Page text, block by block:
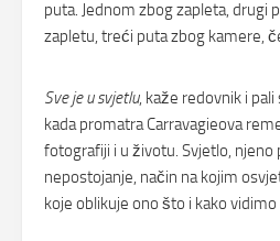
puta. Jednom zbog zapleta, drugi
zapletu, treći puta zbog kamere,
Sve je u svjetlu, kaže redovnik i
kada promatra Carravagieova
fotografiji i u životu. Svjetlo, njeno
nepostojanje, način na kojim
koje oblikuje ono što i kako vidimo